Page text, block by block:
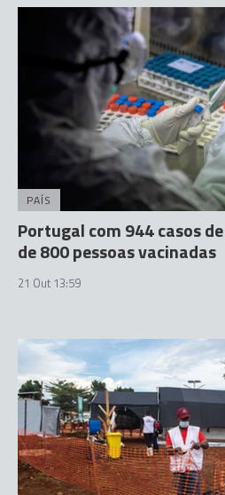
PAÍS
Portugal com 944 casos
de 800 pessoas vacinadas
21 Out 13:59